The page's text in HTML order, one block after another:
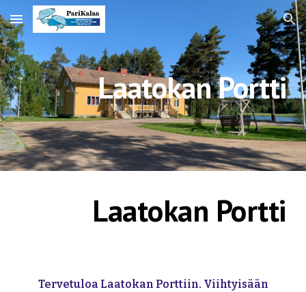
Skip to main content Skip to navigation
Laatokan Portti
Laatokan Portti
Tervetuloa Laatokan Porttiin. Viihtyisään